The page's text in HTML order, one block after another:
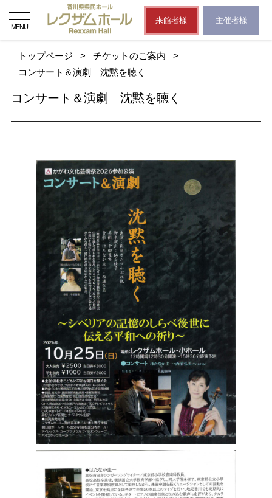
MENU
来館者様 主催者様
トップページ > チケットのご案内
>
コンサート＆演劇 沈黙を聴く
コンサート＆演劇 沈黙を聴く